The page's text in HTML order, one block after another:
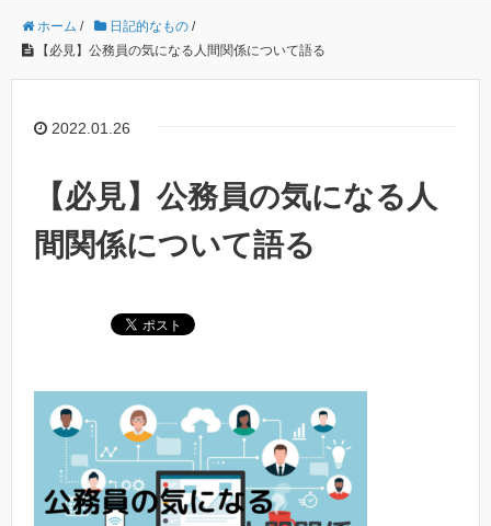
ホーム / 日記的なもの /
【必見】公務員の気になる人間関係について語る
2022.01.26
【必見】公務員の気になる人
間関係について語る